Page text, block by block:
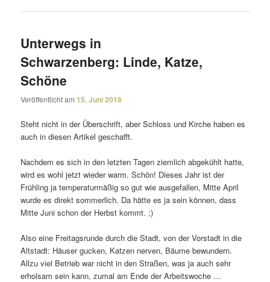
Unterwegs in
Schwarzenberg: Linde, Katze,
Schöne
Veröffentlicht am15. Juni 2018
Steht nicht in der Überschrift, aber Schloss und Kirche haben es
auch in diesen Artikel geschafft.
Nachdem es sich in den letzten Tagen ziem­lich abge­kühlt hatte,
wird es wohl jetzt wieder warm. Schön! Dieses Jahr ist der
Frühling ja tempe­ra­tur­mäßig so gut wie ausge­fallen, Mitte April
wurde es direkt sommer­lich. Da hätte es ja sein können, dass
Mitte Juni schon der Herbst kommt. ;)
Also eine Freitagsrunde durch die Stadt, von der Vorstadt in die
Altstadt: Häuser gucken, Katzen nerven, Bäume bewun­dern.
Allzu viel Betrieb war nicht in den Straßen, was ja auch sehr
erholsam sein kann, zumal am Ende der Arbeitswoche …